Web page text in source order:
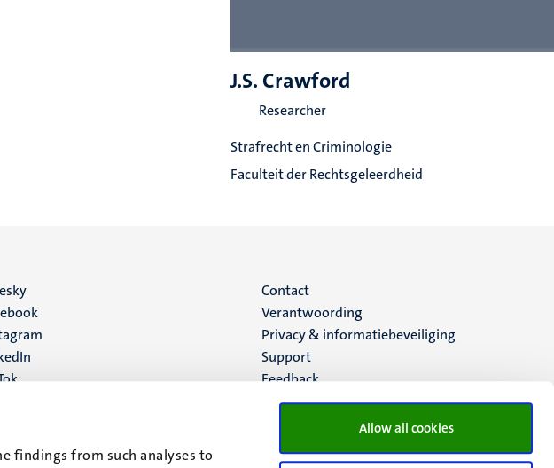
findings from such analyses to
Allow all cookies
J.S. Crawford
Researcher
Strafrecht en Criminologie
Faculteit der Rechtsgeleerdheid
Menu
footer
(NL)
Contact
Verantwoording
Privacy & informatiebeveiliging
Support
Feedback